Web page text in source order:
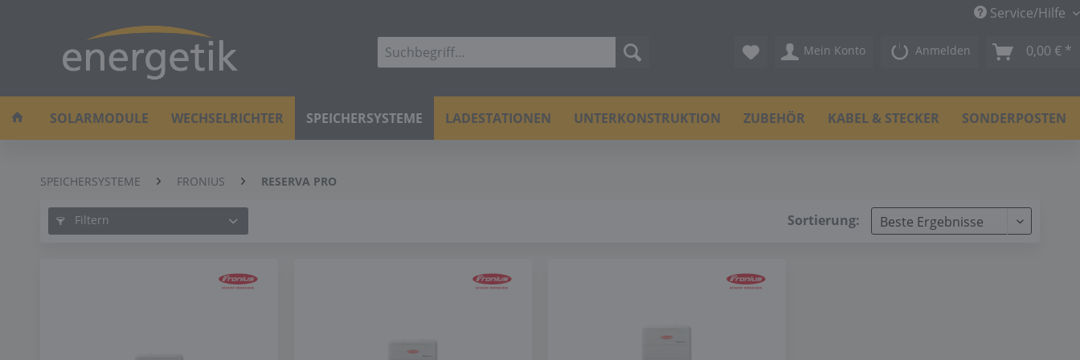
Service/Hilfe
Mein Konto Anmelden 0,00 € *
SOLARMODULE WECHSELRICHTER SPEICHERSYSTEME LADESTATIONEN UNTERKONSTRUKTION ZUBEHÖR KABEL & STECKER SONDERPOSTEN
SPEICHERSYSTEME FRONIUS RESERVA PRO
Filtern Sortierung: